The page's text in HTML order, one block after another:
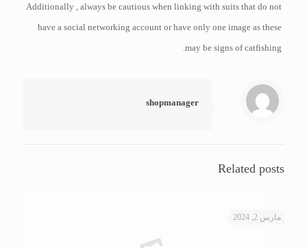
Additionally , always be cautious when linking with suits that do not
have a social networking account or have only one image as these
may be signs of catfishing.
shopmanager
Related posts
مارس 2, 2024